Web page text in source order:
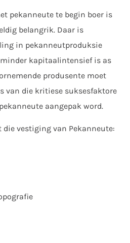
pekanneute te begin boer is
belangrik. Daar is
in pekanneutproduksie
kapitaalintensief is as
produsente moet
van die kritiese suksesfaktore
aangepak word.
die vestiging van Pekanneute: